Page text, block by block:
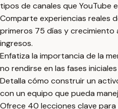
tipos de canales que YouTube
Comparte experiencias reales
primeros 75 días y crecimiento
ingresos.
Enfatiza la importancia de la
no rendirse en las fases
Detalla cómo construir un
con un equipo que pueda
Ofrece 40 lecciones clave